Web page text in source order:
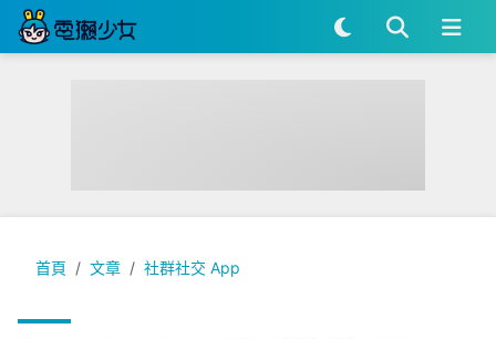
首頁 文章 社群社交 App
[Android] [iOS] 新匿名留言提問App『Sarahah』隱藏身分可